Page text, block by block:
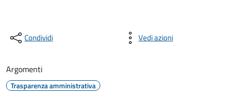
Condividi Vedi azioni
Argomenti
Trasparenza amministrativa